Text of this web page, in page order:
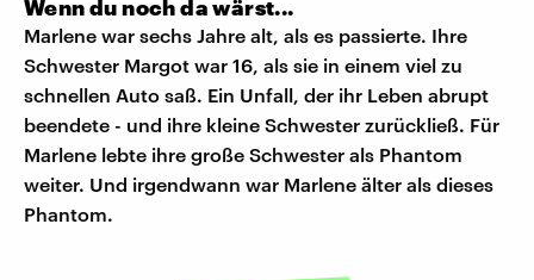
Wenn du noch da wärst...
Marlene war sechs Jahre alt, als es passierte. Ihre
Schwester Margot war 16, als sie in einem viel zu
schnellen Auto saß. Ein Unfall, der ihr Leben abrupt
beendete - und ihre kleine Schwester zurückließ. Für
Marlene lebte ihre große Schwester als Phantom
weiter. Und irgendwann war Marlene älter als dieses
Phantom.